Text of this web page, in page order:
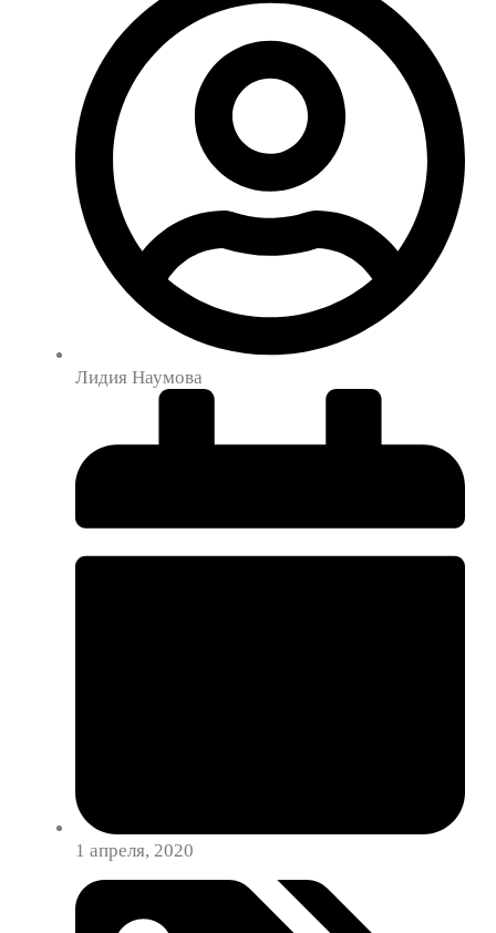
Лидия Наумова
1 апреля, 2020